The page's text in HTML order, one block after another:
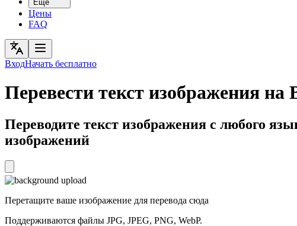
Ещё
Цены
FAQ
ВходНачать бесплатно
Перевести текст изображения
Переводите текст изображения с любого
изображений
Перетащите ваше изображение для перевода сюда
Поддерживаются файлы JPG, JPEG, PNG, WebP.